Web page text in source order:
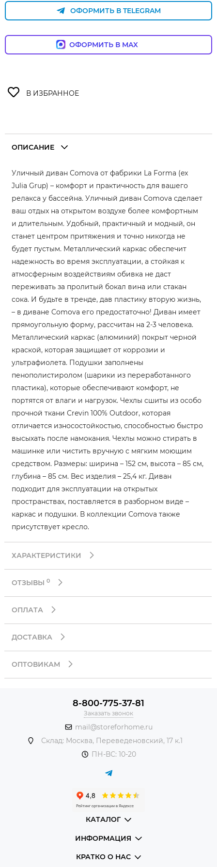
ОФОРМИТЬ В TELEGRAM
ОФОРМИТЬ В MAX
ОПИСАНИЕ
Уличный диван Comova от фабрики La Forma (ex
Julia Grup) – комфорт и практичность для вашего
релакса у бассейна. Уличный диван Comova сделает
ваш отдых на открытом воздухе более комфортным
и длительным. Удобный, практичный и модный, он
станет центром притяжения и точно никогда не
будет пустым. Металлический каркас обеспечит
надежность во время эксплуатации, а стойкая к
атмосферным воздействиям обивка не даст
переживать за пролитый бокал вина или стакан
сока. И будьте в тренде, дав пластику вторую жизнь,
– в диване Comova его предостаточно! Диван имеет
прямоугольную форму, рассчитан на 2-3 человека.
Металлический каркас (алюминий) покрыт черной
краской, которая защищает от коррозии и
ультрафиолета. Подушки заполнены
пенополистиролом (шарики из переработанного
пластика), которые обеспечивают комфорт, не
портятся от влаги и нагрузок. Чехлы сшиты из особо
прочной ткани Crevin 100% Outdoor, которая
отличается износостойкостью, способностью быстро
высыхать после намокания. Чехлы можно стирать в
машинке или чистить вручную с мягким моющим
средством. Размеры: ширина – 152 см, высота – 85 см,
глубина – 85 см. Вес изделия – 25,4 кг. Диван
подходит для эксплуатации на открытых
пространствах, поставляется в разборном виде –
каркас и подушки. В коллекции Comova также
присутствует кресло.
ХАРАКТЕРИСТИКИ
ОТЗЫВЫ 0
ОПЛАТА
ДОСТАВКА
ОПТОВИКАМ
8-800-775-37-81
Заказать звонок
mail@storeforhome.ru
Склад: Москва, Переведеновский, 17 к.1
ПН-ВС: 10-20
КАТАЛОГ
ИНФОРМАЦИЯ
КРАТКО О НАС